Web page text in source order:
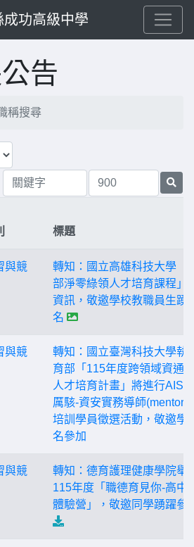
成功高級中學
告
稱搜尋
標題
與競
轉知：國立高雄科技大學「
部淨零綠領人才培育課程」
資訊，敬邀學校教職員生踴
名
與競
轉知：國立臺灣科技大學執
育部「115年度跨領域資通
人才培育計畫」將進行AIS3
厲駭-資安實務導師(mentor)
培訓學員徵選活動，敬邀學
名參加
與競
轉知：德育護理健康學院舉
115年度「職德育見你-高中
體驗營」，敬邀同學踴躍參